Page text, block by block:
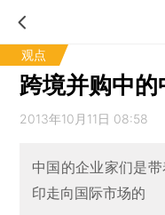
观点
跨境并购中
2013年10月11日 08:58
中国的企业家们是
印走向国际市场的